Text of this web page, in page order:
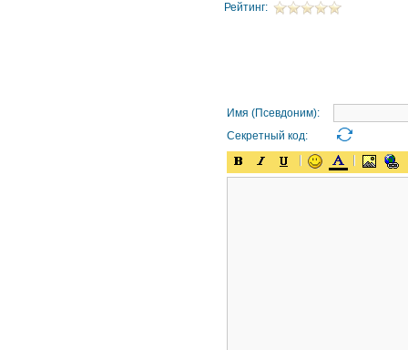
Рейтинг:
Имя (Псевдоним):
Секретный код: